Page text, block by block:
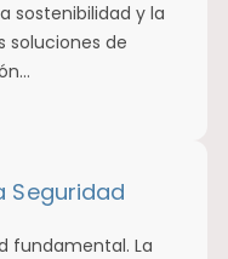
sostenibilidad y la
soluciones de
Seguridad
fundamental. La